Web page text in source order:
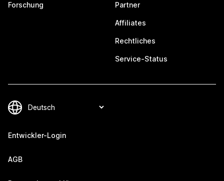
Forschung Partner
Affiliates
Rechtliches
Service-Status
Entwickler-Login
AGB